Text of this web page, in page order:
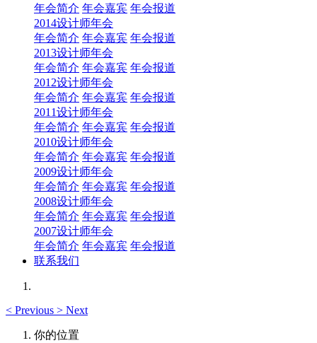
年会简介 年会嘉宾 年会报道
2014设计师年会
年会简介 年会嘉宾 年会报道
2013设计师年会
年会简介 年会嘉宾 年会报道
2012设计师年会
年会简介 年会嘉宾 年会报道
2011设计师年会
年会简介 年会嘉宾 年会报道
2010设计师年会
年会简介 年会嘉宾 年会报道
2009设计师年会
年会简介 年会嘉宾 年会报道
2008设计师年会
年会简介 年会嘉宾 年会报道
2007设计师年会
年会简介 年会嘉宾 年会报道
联系我们
< Previous > Next
你的位置